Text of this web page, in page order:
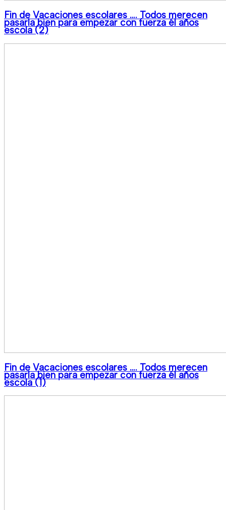
Fin de Vacaciones escolares …. Todos merecen
pasarla bien para empezar con fuerza él años
escola (2)
Fin de Vacaciones escolares …. Todos merecen
pasarla bien para empezar con fuerza él años
escola (1)